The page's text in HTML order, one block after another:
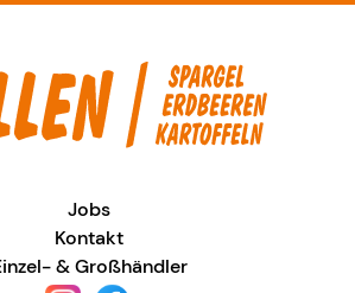
Jobs
Kontakt
& Großhändler